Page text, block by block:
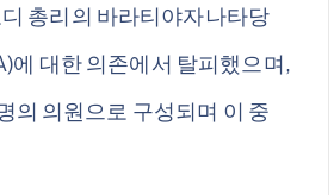
총리의 바라티야자나타당
에 대한 의존에서 탈피했으며,
의원으로 구성되며 이 중